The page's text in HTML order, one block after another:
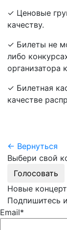
✓ Ценовые
качеству.
✓ Билеты не
либо
организатора
✓ Билетная
качестве
← Вернуться
Выбери свой
Голосовать
Новые
Подпишитесь
Email*